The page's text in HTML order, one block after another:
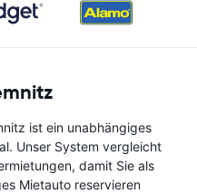
ist ein unabhängiges
Unser System vergleicht
damit Sie als
Mietauto reservieren